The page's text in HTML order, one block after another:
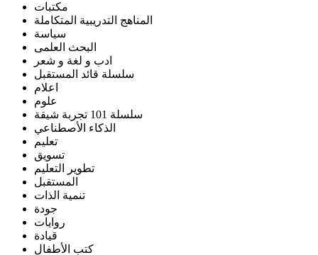
مكتبات
المناهج التدريبية المتكاملة
سياسة
البحث العلمى
ادب و لغة و شعر
سلسلة قائد المستقبل
اعلام
علوم
سلسلة 101 تجربة شيقة
الذكاء الأصطناعي
تعليم
تسويق
تطوير التعليم
المستقبل
تنمية الذات
جودة
روايات
قيادة
كتب الأطفال